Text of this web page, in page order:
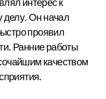
делу. Он начал
проявил
Ранние работы
качеством